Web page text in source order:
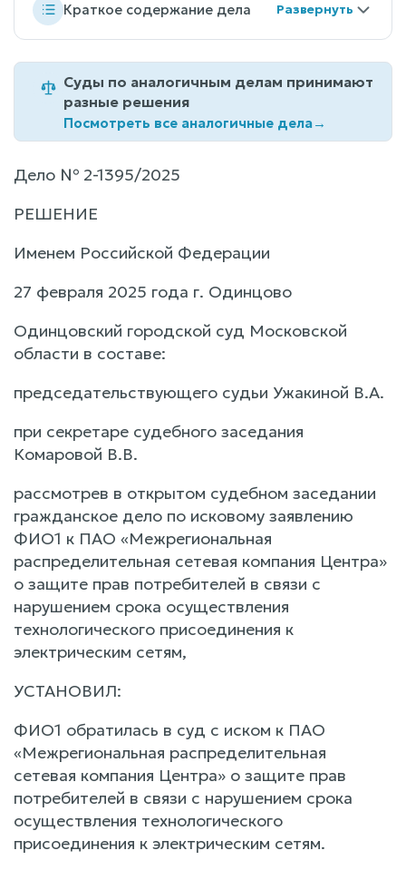
Краткое содержание дела
Суды по аналогичным делам принимают
разные решения
Посмотреть все аналогичные дела→
Дело № 2-1395/2025
РЕШЕНИЕ
Именем Российской Федерации
27 февраля 2025 года г. Одинцово
Одинцовский городской суд Московской
области в составе:
председательствующего судьи Ужакиной В.А.
при секретаре судебного заседания
Комаровой В.В.
рассмотрев в открытом судебном заседании
гражданское дело по исковому заявлению
ФИО1 к ПАО «Межрегиональная
распределительная сетевая компания Центра»
о защите прав потребителей в связи с
нарушением срока осуществления
технологического присоединения к
электрическим сетям,
УСТАНОВИЛ:
ФИО1 обратилась в суд с иском к ПАО
«Межрегиональная распределительная
сетевая компания Центра» о защите прав
потребителей в связи с нарушением срока
осуществления технологического
присоединения к электрическим сетям.